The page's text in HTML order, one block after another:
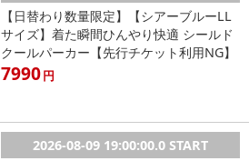
【日替わり数量限定】【シアーブルーLL
サイズ】着た瞬間ひんやり快適 シールド
クールパーカー【先行チケット利用NG】
7990円
2026-08-09 19:00:00.0 START